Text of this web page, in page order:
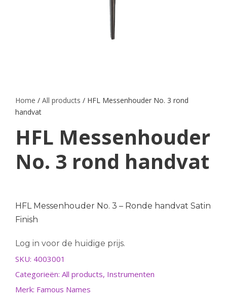
Home / All products / HFL Messenhouder No. 3 rond
handvat
HFL Messenhouder
No. 3 rond handvat
HFL Messenhouder No. 3 – Ronde handvat Satin
Finish
Log in voor de huidige prijs.
SKU: 4003001
Categorieën: All products, Instrumenten
Merk: Famous Names